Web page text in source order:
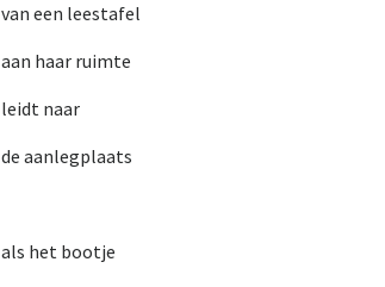
van een leestafel
aan haar ruimte
leidt naar
de aanlegplaats
als het bootje